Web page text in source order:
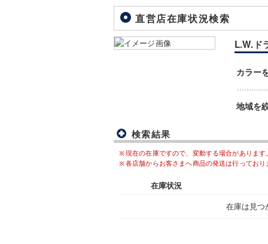
直営店在庫状況検索
L.W.ド
カラー
地域を
検索結果
現在の在庫ですので、変動する場合がありま
各店舗からお客さまへ商品の発送は行っており
在庫状況
在庫は見